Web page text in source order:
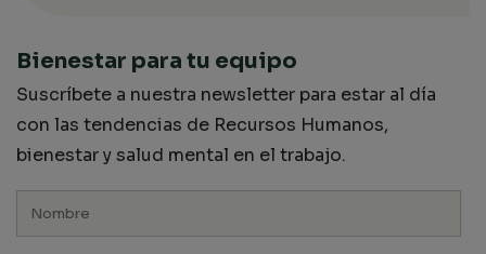
Bienestar para tu equipo
Suscríbete a nuestra newsletter para estar al día
con las tendencias de Recursos Humanos,
bienestar y salud mental en el trabajo.